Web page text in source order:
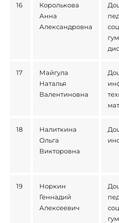
16
Королькова
Анна
Александровна
17
Майгула
Наталья
Валентиновна
18
Налиткина
Ольга
Викторовна
19
Норкин
Геннадий
Алексеевич